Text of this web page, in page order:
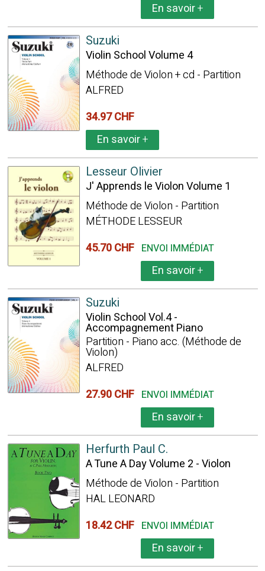
En savoir+
Suzuki
Violin School Volume 4
Méthode de Violon + cd - Partition
ALFRED
34.97 CHF
En savoir+
Lesseur Olivier
J' Apprends le Violon Volume 1
Méthode de Violon - Partition
MÉTHODE LESSEUR
45.70 CHF ENVOI IMMÉDIAT
En savoir+
Suzuki
Violin School Vol.4 -
Accompagnement Piano
Partition - Piano acc. (Méthode de
Violon)
ALFRED
27.90 CHF ENVOI IMMÉDIAT
En savoir+
Herfurth Paul C.
A Tune A Day Volume 2 - Violon
Méthode de Violon - Partition
HAL LEONARD
18.42 CHF ENVOI IMMÉDIAT
En savoir+